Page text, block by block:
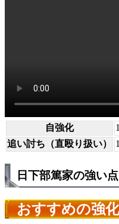
自強化
追い討ち（直殴り扱い）
日下部篤家の強い
おすすめの強